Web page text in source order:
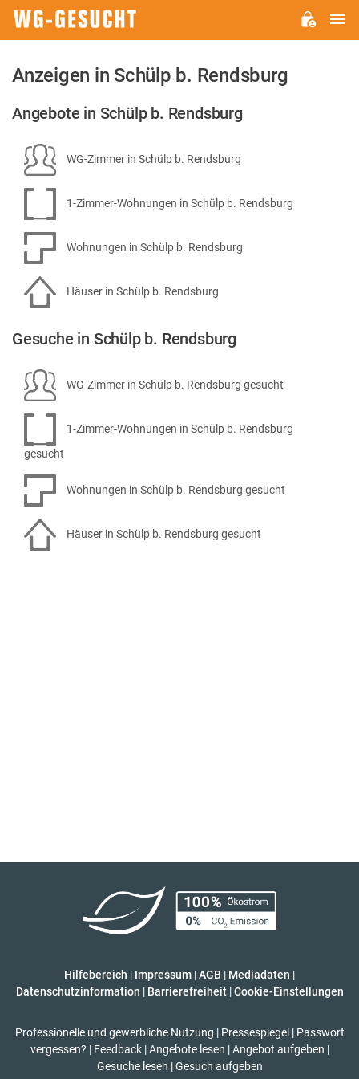
Anzeigen in Schülp b. Rendsburg
Angebote in Schülp b. Rendsburg
WG-Zimmer in Schülp b. Rendsburg
1-Zimmer-Wohnungen in Schülp b. Rendsburg
Wohnungen in Schülp b. Rendsburg
Häuser in Schülp b. Rendsburg
Gesuche in Schülp b. Rendsburg
WG-Zimmer in Schülp b. Rendsburg gesucht
1-Zimmer-Wohnungen in Schülp b. Rendsburg
gesucht
Wohnungen in Schülp b. Rendsburg gesucht
Häuser in Schülp b. Rendsburg gesucht
Hilfebereich | Impressum |AGB | Mediadaten |
Datenschutzinformation | Barrierefreiheit | Cookie-Einstellungen
Professionelle und gewerbliche Nutzung | Pressespiegel | Passwort
vergessen? | Feedback | Angebote lesen | Angebot aufgeben |
Gesuche lesen | Gesuch aufgeben